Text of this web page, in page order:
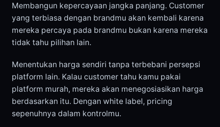
Membangun kepercayaan jangka panjang. Customer
yang terbiasa dengan brandmu akan kembali karena
mereka percaya pada brandmu bukan karena mereka
tidak tahu pilihan lain.
Menentukan harga sendiri tanpa terbebani persepsi
platform lain. Kalau customer tahu kamu pakai
platform murah, mereka akan menegosiasikan harga
berdasarkan itu. Dengan white label, pricing
sepenuhnya dalam kontrolmu.